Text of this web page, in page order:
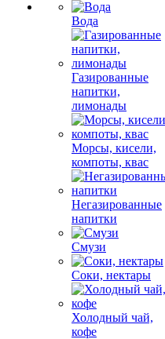
Вода
Газированные
напитки,
лимонады
Морсы, кисели,
компоты, квас
Негазированные
напитки
Смузи
Соки, нектары
Холодный чай,
кофе